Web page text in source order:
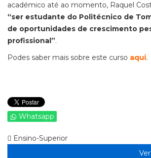
académico até ao momento, Raquel
“ser estudante do Politécnico de
de oportunidades de crescimento
profissional”.
Podes saber mais sobre este curso aqui.
Whatsapp
Ensino-Superior